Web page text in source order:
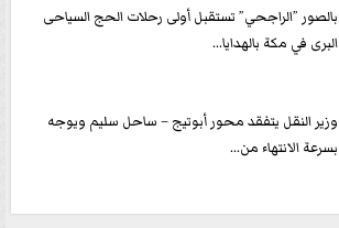
بالصور ”الراجحي” تستقبل أولى رحلات الحج السياحى
البرى في مكة بالهدايا...
وزير النقل يتفقد محور أبوتيج – ساحل سليم ويوجه
بسرعة الانتهاء من...